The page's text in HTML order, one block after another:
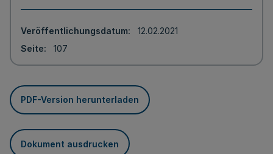
Veröffentlichungsdatum
12.02.2021
Seite
107
PDF-Version herunterladen
Dokument ausdrucken